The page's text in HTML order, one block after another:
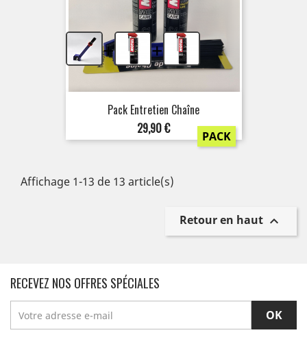
+ +
Pack Entretien Chaîne
Prix
29,90 € PACK
Affichage 1-13 de 13 article(s)
Retour en haut 
RECEVEZ NOS OFFRES SPÉCIALES